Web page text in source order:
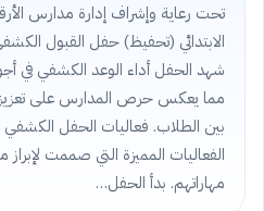
ابدأ التسجيل
تحت رعاية وإشراف إدارة مدارس
الابتدائي (تحفيظ) حفل القبول
شهد الحفل أداء الوعد الكشفي في
مما يعكس حرص المدارس على تعزيز
بين الطلاب. فعاليات الحفل
الفعاليات المميزة التي صممت
مهاراتهم. بدأ الحفل…